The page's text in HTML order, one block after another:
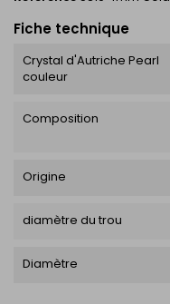
Fiche technique
Crystal d'Autriche Pearl
couleur
Composition
Origine
diamètre du trou
Diamètre